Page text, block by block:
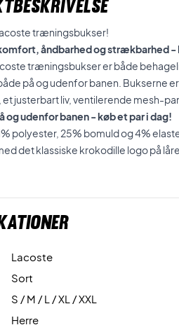
træningsbukser!
åndbarhed og strækbarhed -
træningsbukser er både
på og udenfor banen. Bukserne
et justerbart liv, ventilerende mesh-
og udenfor banen - køb et par i dag!
polyester, 25% bomuld og 4%
det klassiske krokodille logo på
Lacoste
Sort
S / M / L / XL / XXL
Herre